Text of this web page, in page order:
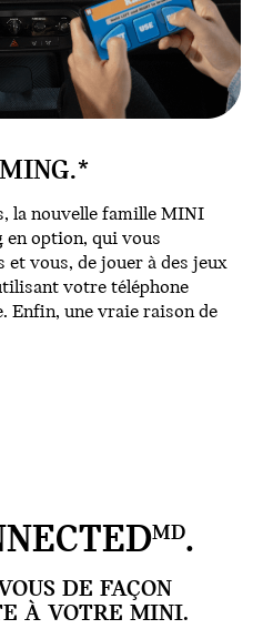
la nouvelle famille MINI
option, qui vous
et vous, de jouer à des jeux
votre téléphone
Enfin, une vraie raison de
MD.
DE FAÇON
À VOTRE MINI.